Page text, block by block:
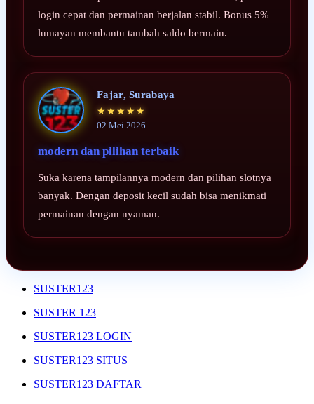
login cepat dan permainan berjalan stabil. Bonus 5%
lumayan membantu tambah saldo bermain.
Fajar, Surabaya
★★★★★
02 Mei 2026
modern dan pilihan terbaik
Suka karena tampilannya modern dan pilihan slotnya
banyak. Dengan deposit kecil sudah bisa menikmati
permainan dengan nyaman.
SUSTER123
SUSTER 123
SUSTER123 LOGIN
SUSTER123 SITUS
SUSTER123 DAFTAR